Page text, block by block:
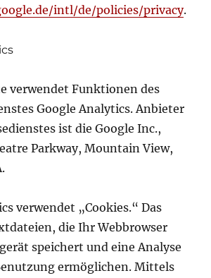
intl/de/policies/privacy.
verwendet Funktionen des
Google Analytics. Anbieter
ist die Google Inc.,
Parkway, Mountain View,
verwendet „Cookies.“ Das
die Ihr Webbrowser
speichert und eine Analyse
ermöglichen. Mittels